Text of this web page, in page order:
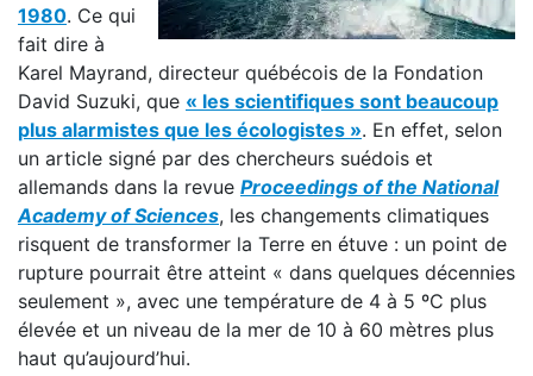
1980. Ce qui
fait dire à
Karel Mayrand, directeur québécois de la Fondation
David Suzuki, que « les scientifiques sont beaucoup
plus alarmistes que les écologistes ». En effet, selon
un article signé par des chercheurs suédois et
allemands dans la revue Proceedings of the National
Academy of Sciences, les changements climatiques
risquent de transformer la Terre en étuve : un point de
rupture pourrait être atteint « dans quelques décennies
seulement », avec une température de 4 à 5 ºC plus
élevée et un niveau de la mer de 10 à 60 mètres plus
haut qu’aujourd’hui.